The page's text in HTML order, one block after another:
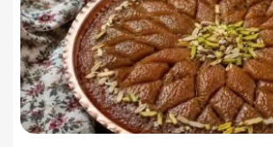
طرز تهیه آلبالو شور خانگی؛ خوش‌رنگ و بدون کپک
14 مرداد 1405
طرز تهیه پنکیک با شیره انگور؛ صبحانه‌ای سالم و انرژی‌بخش
14 مرداد 1405